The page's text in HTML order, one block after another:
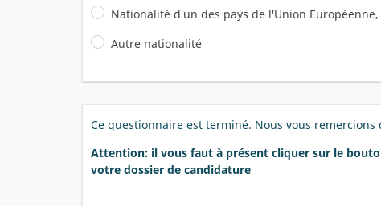
Nationalité d'un des pays de l'Union
Autre nationalité
Ce questionnaire est terminé. Nous vous remercions
Attention: il vous faut à présent cliquer sur le
votre dossier de candidature